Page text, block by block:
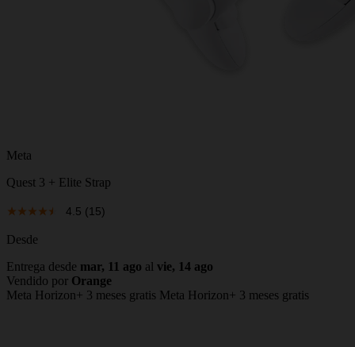
Meta
Quest 3 + Elite Strap
4.5 (15)
Desde
Entrega desde mar, 11 ago al vie, 14 ago
Vendido por Orange
Meta Horizon+ 3 meses gratis Meta Horizon+ 3 meses gratis